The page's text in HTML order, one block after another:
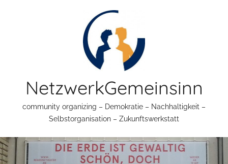
NetzwerkGemeinsinn
community organizing – Demokratie – Nachhaltigkeit –
Selbstorganisation – Zukunftswerkstatt